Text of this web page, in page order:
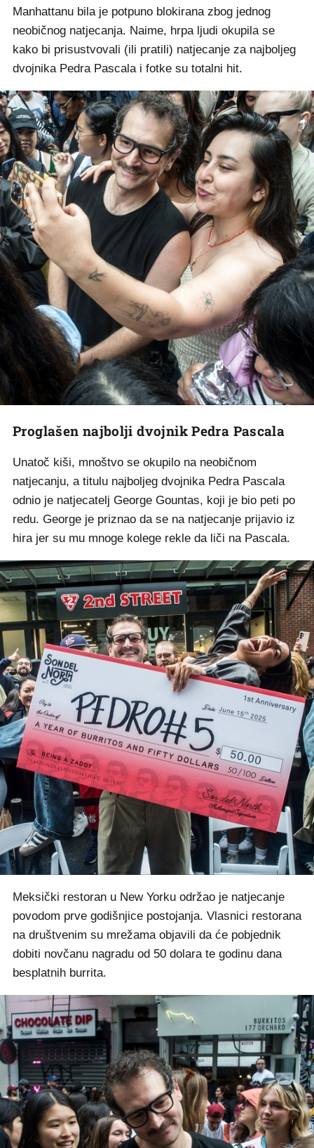
Manhattanu bila je potpuno blokirana zbog jednog
neobičnog natjecanja. Naime, hrpa ljudi okupila se
kako bi prisustvovali (ili pratili) natjecanje za najboljeg
dvojnika Pedra Pascala i fotke su totalni hit.
Proglašen najbolji dvojnik Pedra Pascala
Unatoč kiši, mnoštvo se okupilo na neobičnom
natjecanju, a titulu najboljeg dvojnika Pedra Pascala
odnio je natjecatelj George Gountas, koji je bio peti po
redu. George je priznao da se na natjecanje prijavio iz
hira jer su mu mnoge kolege rekle da liči na Pascala.
Meksički restoran u New Yorku održao je natjecanje
povodom prve godišnjice postojanja. Vlasnici restorana
na društvenim su mrežama objavili da će pobjednik
dobiti novčanu nagradu od 50 dolara te godinu dana
besplatnih burrita.